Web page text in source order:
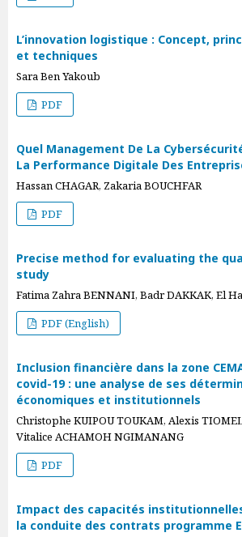
L’innovation logistique : Concept,
et techniques
Sara Ben Yakoub
PDF
Quel Management De La
La Performance Digitale Des
Hassan CHAGAR, Zakaria BOUCHFAR
PDF
Precise method for evaluating the
study
Fatima Zahra BENNANI, Badr DAKKAK, El
PDF (English)
Inclusion financière dans la zone
covid-19 : une analyse de ses
économiques et institutionnels
Christophe KUIPOU TOUKAM, Alexis
Vitalice ACHAMOH NGIMANANG
PDF
Impact des capacités
la conduite des contrats programme